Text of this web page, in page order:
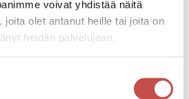
voivat yhdistää näitä
joita olet antanut heille tai joita on
heidän palvelujaan.